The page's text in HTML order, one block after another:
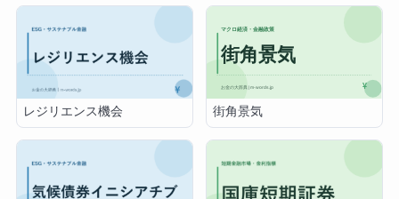
レジリエンス機会 街角景気